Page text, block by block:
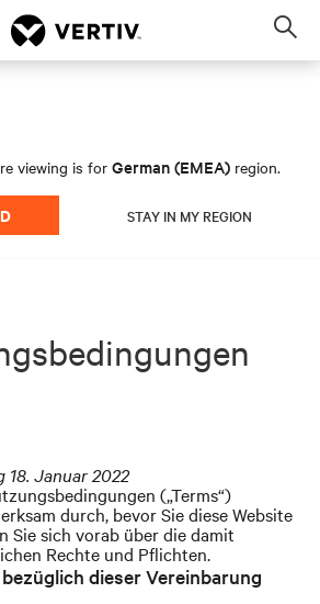
viewing is for German (EMEA) region.
STAY IN MY REGION
Januar 2022
(„Terms“)
durch, bevor Sie diese Website
Sie sich vorab über die damit
Rechte und Pflichten.
dieser Vereinbarung